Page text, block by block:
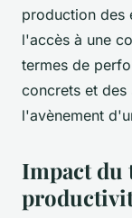
production des
l'accès à une
termes de
concrets et des
l'avènement
Impact du